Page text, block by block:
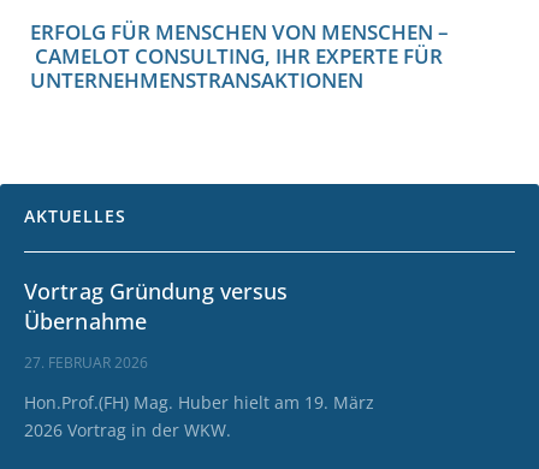
AKTUELLES
Vortrag Gründung versus
Übernahme
27. FEBRUAR 2026
Hon.Prof.(FH) Mag. Huber hielt am 19. März
2026 Vortrag in der WKW.
ERFOLG FÜR MENSCHEN VON MENSCHEN –
CAMELOT CONSULTING, IHR EXPERTE FÜR
UNTERNEHMENSTRANSAKTIONEN